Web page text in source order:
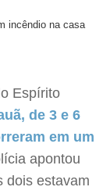
incêndio na casa
Espírito
de 3 e 6
em um
apontou
dois estavam